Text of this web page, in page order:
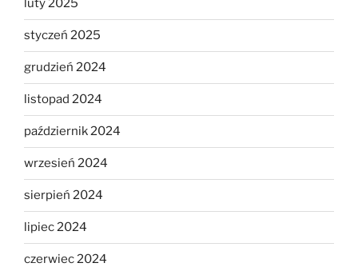
luty 2025
styczeń 2025
grudzień 2024
listopad 2024
październik 2024
wrzesień 2024
sierpień 2024
lipiec 2024
czerwiec 2024